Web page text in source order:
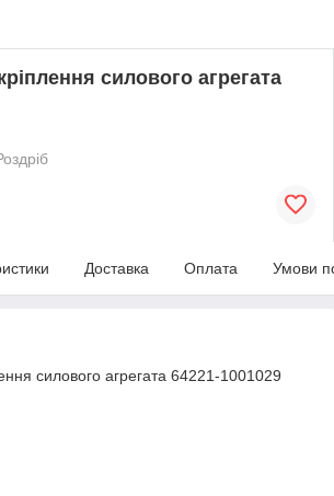
силового агрегата
Доставка Оплата Умови
силового агрегата 64221-1001029